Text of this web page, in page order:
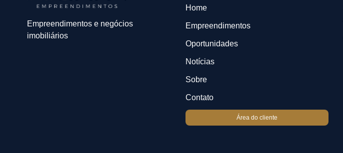
Empreendimentos e negócios
imobiliários
Home
Empreendimentos
Oportunidades
Notícias
Sobre
Contato
Área do cliente